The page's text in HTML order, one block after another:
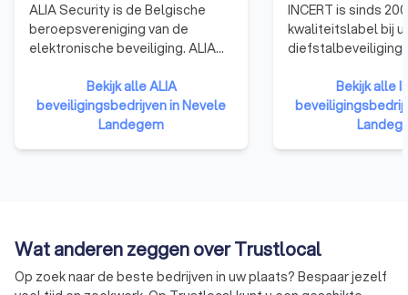
ALIA Security is de Belgische
beroepsvereniging van de
elektronische beveiliging. ALIA
installateurs, de fabrikanten en
de distributeurs inzake
inbraakdetectie, branddetectie,
Bekijk alle ALIA
beveiligingsbedrijven in Nevele
Landegem
INCERT is sinds
kwaliteitslabel bij
diefstalbeveiliging
België. Om uw
beschermen
inbraak, moet u op
hoog
certificeert ook de
gebruikt worden
Bekijk alle
Wat anderen zeggen over Trustlocal
Op zoek naar de beste bedrijven in uw plaats? Bespaar jezelf